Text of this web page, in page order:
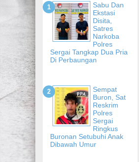
Sabu Dan
Ekstasi
Disita,
Satres
Narkoba
Polres
Sergai Tangkap Dua Pria
Di Perbaungan
Sempat
Buron, Sat
Reskrim
Polres
Sergai
Ringkus
Buronan Setubuhi Anak
Dibawah Umur